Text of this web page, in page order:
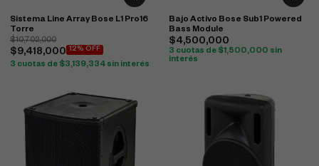
Sistema Line Array Bose L1 Pro16
Torre
$10,702,000
$9,418,000 12% OFF
3 cuotas de $3,139,334 sin interés
Bajo Activo Bose Sub1 Powered
Bass Module
$4,500,000
3 cuotas de $1,500,000 sin
interés